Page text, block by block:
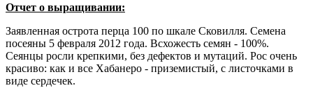
Отчет о выращивании:
Заявленная острота перца 100 по шкале Сковилля. Семена
посеяны 5 февраля 2012 года. Всхожесть семян - 100%.
Сеянцы росли крепкими, без дефектов и мутаций. Рос очень
красиво: как и все Хабанеро - приземистый, с листочками в
виде сердечек.